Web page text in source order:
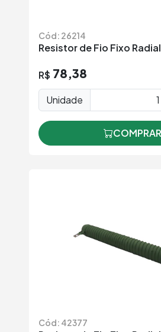
Cód: 26214
Resistor de Fio Fixo
R$ 78,38
Unidade
COMPRAR
Cód: 42377